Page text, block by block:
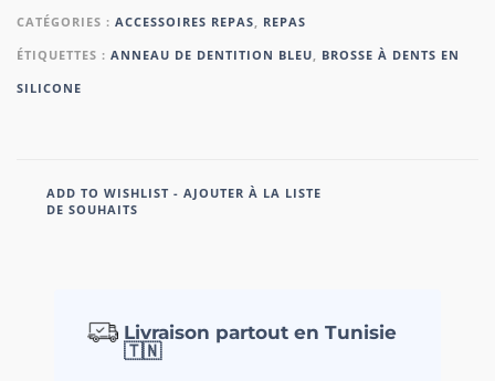
CATÉGORIES : ACCESSOIRES REPAS
REPAS
ÉTIQUETTES : ANNEAU DE DENTITION BLEU
BROSSE À DENTS EN
SILICONE
ADD TO WISHLIST - AJOUTER À LA LISTE
DE SOUHAITS
Livraison partout en Tunisie
🇹🇳